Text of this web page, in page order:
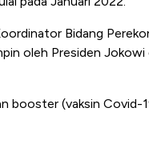
Bidang
oleh Presiden
booster (vaksin Covid-